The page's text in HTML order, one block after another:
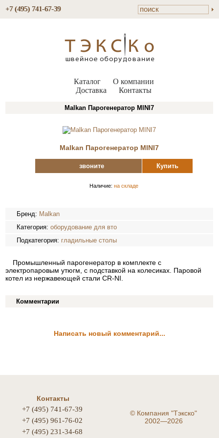
+7 (495) 741-67-39
Каталог
О компании
Доставка
Контакты
Malkan Парогенератор MINI7
Malkan Парогенератор MINI7
звоните Купить
Наличие: на складе
Бренд: Malkan
Категория:оборудование для вто
Подкатегория: гладильные столы
Промышленный парогенератор в комплекте с
электропаровым утюгм, с подставкой на колесиках. Паровой
котел из нержавеющей стали CR-NI.
Комментарии
Написать новый комментарий...
Контакты
+7 (495) 741-67-39
+7 (495) 961-76-02
+7 (495) 231-34-68
© Компания "Тэкско"
2002—2026